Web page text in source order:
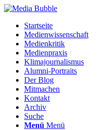
Startseite
Medienwissenschaft
Medienkritik
Medienpraxis
Klimajournalismus
Alumni-Portraits
Der Blog
Mitmachen
Kontakt
Archiv
Suche
Menü Menü